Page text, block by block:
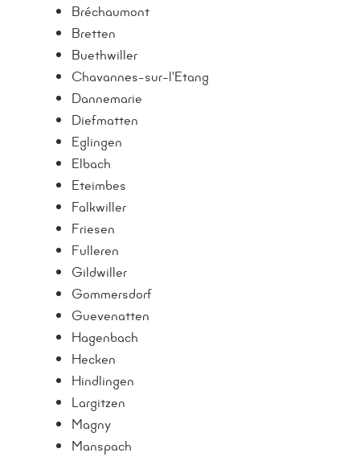
Bréchaumont
Bretten
Buethwiller
Chavannes-sur-l'Etang
Dannemarie
Diefmatten
Eglingen
Elbach
Eteimbes
Falkwiller
Friesen
Fulleren
Gildwiller
Gommersdorf
Guevenatten
Hagenbach
Hecken
Hindlingen
Largitzen
Magny
Manspach